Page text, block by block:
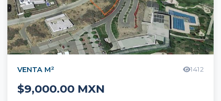
VENTA M² 1412
$9,000.00 MXN